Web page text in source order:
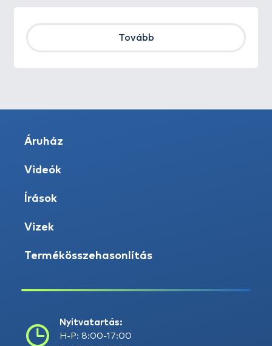
Tovább
Áruház
Videók
Írások
Vizek
Termékösszehasonlítás
Nyitvatartás:
H-P: 8:00-17:00